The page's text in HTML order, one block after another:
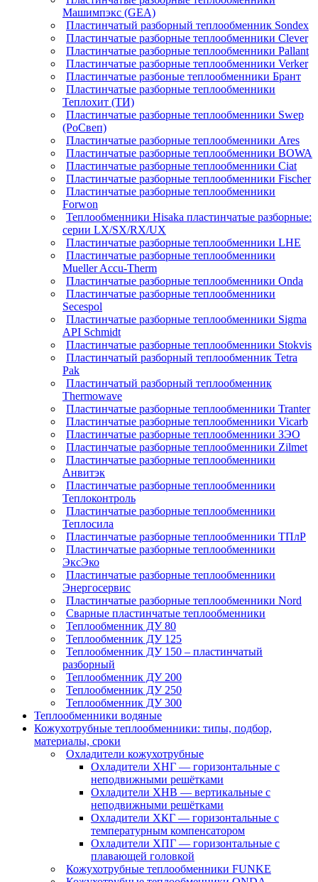
Машимпэкс (GEA)
Пластинчатый разборный теплообменник Sondex
Пластинчатые разборные теплообменники Clever
Пластинчатые разборные теплообменники Pallant
Пластинчатые разборные теплообменники Verker
Пластинчатые разбоные теплообменники Брант
Пластинчатые разборные теплообменники
Теплохит (ТИ)
Пластинчатые разборные теплообменники Swep
(РоСвеп)
Пластинчатые разборные теплообменники Ares
Пластинчатые разборные теплообменники BOWA
Пластинчатые разборные теплообменники Ciat
Пластинчатые разборные теплообменники Fischer
Пластинчатые разборные теплообменники
Forwon
Теплообменники Hisaka пластинчатые разборные:
серии LX/SX/RX/UX
Пластинчатые разборные теплообменники LHE
Пластинчатые разборные теплообменники
Mueller Accu-Therm
Пластинчатые разборные теплообменники Onda
Пластинчатые разборные теплообменники
Secespol
Пластинчатые разборные теплообменники Sigma
API Schmidt
Пластинчатые разборные теплообменники Stokvis
Пластинчатый разборный теплообменник Tetra
Pak
Пластинчатый разборный теплообменник
Thermowave
Пластинчатые разборные теплообменники Tranter
Пластинчатые разборные теплообменники Vicarb
Пластинчатые разборные теплообменники ЗЭО
Пластинчатые разборные теплообменники Zilmet
Пластинчатые разборные теплообменники
Анвитэк
Пластинчатые разборные теплообменники
Теплоконтроль
Пластинчатые разборные теплообменники
Теплосила
Пластинчатые разборные теплообменники ТПлР
Пластинчатые разборные теплообменники
ЭксЭко
Пластинчатые разборные теплообменники
Энергосервис
Пластинчатые разборные теплообменники Nord
Сварные пластинчатые теплообменники
Теплообменник ДУ 80
Теплообменник ДУ 125
Теплообменник ДУ 150 – пластинчатый
разборный
Теплообменник ДУ 200
Теплообменник ДУ 250
Теплообменник ДУ 300
Теплообменники водяные
Кожухотрубные теплообменники: типы, подбор,
материалы, сроки
Охладители кожухотрубные
Охладители ХНГ — горизонтальные с
неподвижными решётками
Охладители ХНВ — вертикальные с
неподвижными решётками
Охладители ХКГ — горизонтальные с
температурным компенсатором
Охладители ХПГ — горизонтальные с
плавающей головкой
Кожухотрубные теплообменники FUNKE